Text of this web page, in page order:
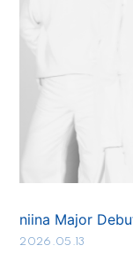
niina Major
2026.05.13